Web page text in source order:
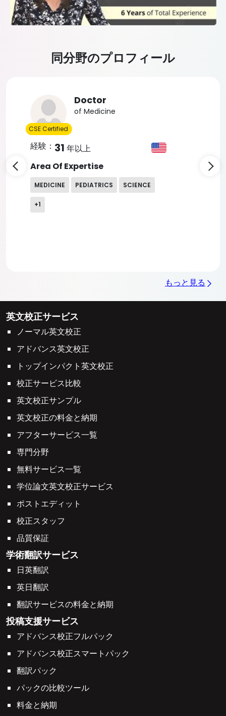
同分野のプロフィール
Slide 4 of 5 Doctor
of Medicine
CSE Certified
経験： 31 年以上
Area Of Expertise
MEDICINE PEDIATRICS SCIENCE
+1
もっと見る
英文校正サービス
ノーマル英文校正
アドバンス英文校正
トップインパクト英文校正
校正サービス比較
英文校正サンプル
英文校正の料金と納期
アフターサービス一覧
専門分野
無料サービス一覧
学位論文英文校正サービス
ポストエディット
校正スタッフ
品質保証
学術翻訳サービス
日英翻訳
英日翻訳
翻訳サービスの料金と納期
投稿支援サービス
アドバンス校正フルパック
アドバンス校正スマートパック
翻訳パック
パックの比較ツール
料金と納期